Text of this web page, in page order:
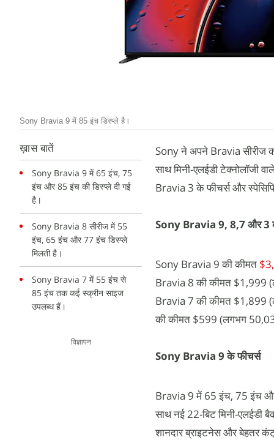
Sony Bravia 9 में 85 इंच डिस्प्ले है।
ख़ास बातें
Sony Bravia 9 में 65 इंच, 75
इंच और 85 इंच की डिस्प्ले दी गई
है।
Sony Bravia 8 सीरीज में 55
इंच, 65 इंच और 77 इंच डिस्प्ले
मिलती है।
Sony Bravia 7 में 55 इंच से
85 इंच तक कई स्क्रीन साइज
उपलब्ध हैं।
विज्ञापन
Sony ने अपने Bravia सीरीज
साथ मिनी-एलईडी टेक्नोलॉजी
Bravia 3 के फीचर्स और
Sony Bravia 9, 8,7 और 3
Sony Bravia 9 की कीमत
Bravia 8 की कीमत $1,999
Bravia 7 की कीमत
की कीमत $599 (लगभग
Sony Bravia 9 के फीचर्स
Bravia 9 में 65 इंच, 75 इंच और
साथ नई 22-बिट मिनी-एलईडी
शानदार ब्राइटनेस और बेहतर